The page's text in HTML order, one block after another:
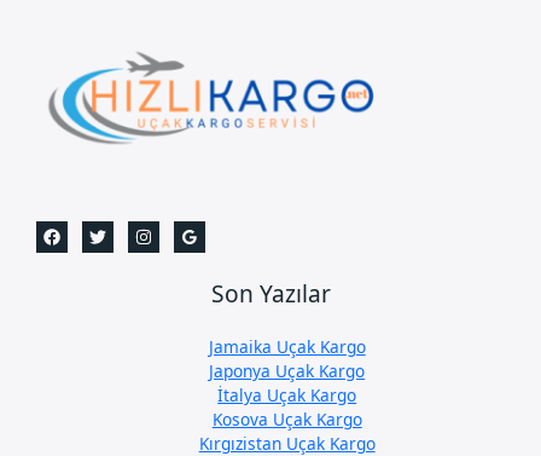
Son Yazılar
Jamaika Uçak Kargo
Japonya Uçak Kargo
İtalya Uçak Kargo
Kosova Uçak Kargo
Kırgızistan Uçak Kargo